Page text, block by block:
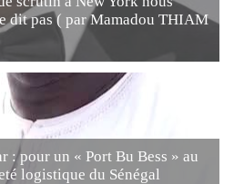
dit pas ( par Mamadou THIAM
: pour un « Port Bu Bess » au
logistique du Sénégal